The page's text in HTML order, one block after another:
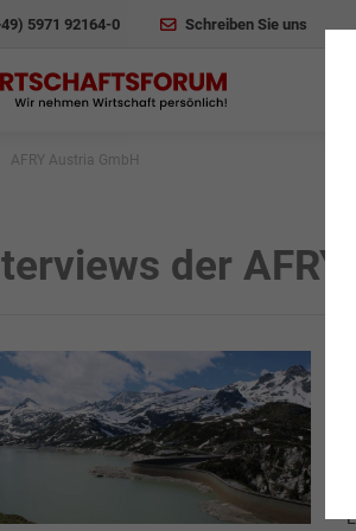
5971 92164-0 Schreiben Sie uns
AFRY Austria GmbH
der